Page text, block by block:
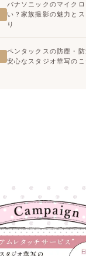
パナソニックのマイク
い？家族撮影の魅力と
り
ペンタックスの防塵・
安心なスタジオ華写のこ